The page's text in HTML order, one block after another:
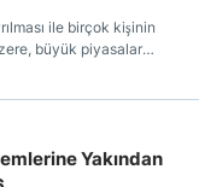
ile birçok kişinin
büyük piyasalar
hem ayın hem de
bir değerlendirme
Yakından